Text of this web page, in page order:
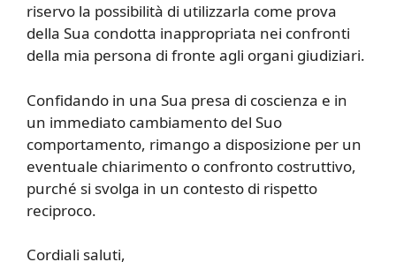
riservo la possibilità di utilizzarla come prova
della Sua condotta inappropriata nei confronti
della mia persona di fronte agli organi giudiziari.
Confidando in una Sua presa di coscienza e in
un immediato cambiamento del Suo
comportamento, rimango a disposizione per un
eventuale chiarimento o confronto costruttivo,
purché si svolga in un contesto di rispetto
reciproco.
Cordiali saluti,